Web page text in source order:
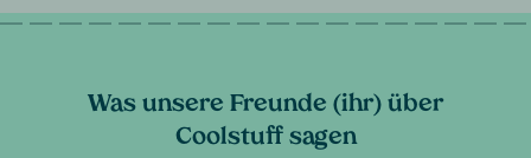
Was unsere Freunde (ihr) über
Coolstuff sagen